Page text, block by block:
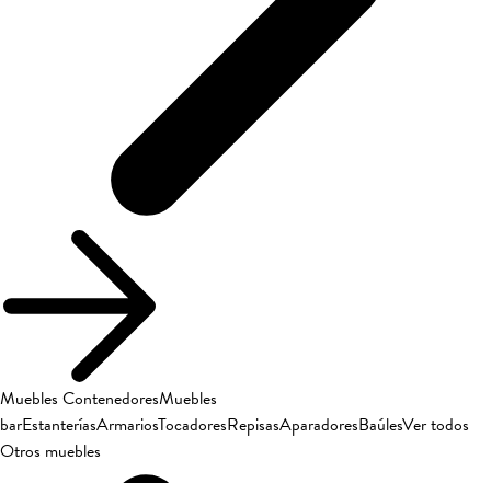
Muebles ContenedoresMuebles
barEstanteríasArmariosTocadoresRepisasAparadoresBaúlesVer todos
Otros muebles